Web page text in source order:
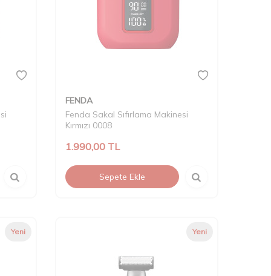
FENDA
Fenda Sakal Sıfırlama Makinesi
Kırmızı 0008
1.990,00TL
Sepete Ekle
Yeni Yeni